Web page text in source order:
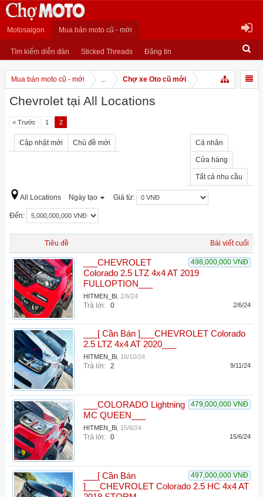
Motosaigon Mua bán moto cũ - mới
Tìm kiếm diễn đàn Sticked Threads Đăng tin
Mua bán moto cũ - mới ... Chợ xe Oto cũ mới
Chevrolet tại All Locations
< Trước 1 2
Cập nhật mới Chủ đề mới Cá nhân
Cửa hàng
Tất cả nhu cầu
All Locations Ngày tạo Giá từ:
Đến:
Tiêu đề Bài viết cuối
498,000,000 VNĐ
___CHEVROLET
Colorado 2.5 LTZ 4x4 AT 2019
FULLOPTION___
HITMEN_Bi 2/6/24
Trả lời: 0 2/6/24
___[ Cần Bán ]___CHEVROLET Colorado
2.5 LTZ 4x4 AT 2020___
HITMEN_Bi 16/10/24
Trả lời: 2 9/11/24
479,000,000 VNĐ
___COLORADO Lightning
MC QUEEN___
HITMEN_Bi 15/6/24
Trả lời: 0 15/6/24
497,000,000 VNĐ
___[ Cần Bán
]___CHEVROLET Colorado 2.5 HC 4x4 AT